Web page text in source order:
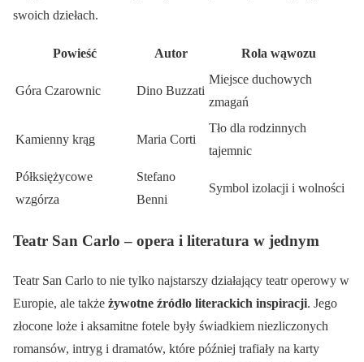
swoich dziełach.
Powieść Autor Rola wąwozu
Góra Czarownic Dino Buzzati
Miejsce duchowych
zmagań
Kamienny krąg Maria Corti
Tło dla rodzinnych
tajemnic
Półksiężycowe
wzgórza
Stefano
Benni
Symbol izolacji i wolności
Teatr San Carlo – opera i literatura w jednym
Teatr San Carlo to nie tylko najstarszy działający teatr operowy w
Europie, ale także żywotne źródło literackich inspiracji. Jego
złocone loże i aksamitne fotele były świadkiem niezliczonych
romansów, intryg i dramatów, które później trafiały na karty